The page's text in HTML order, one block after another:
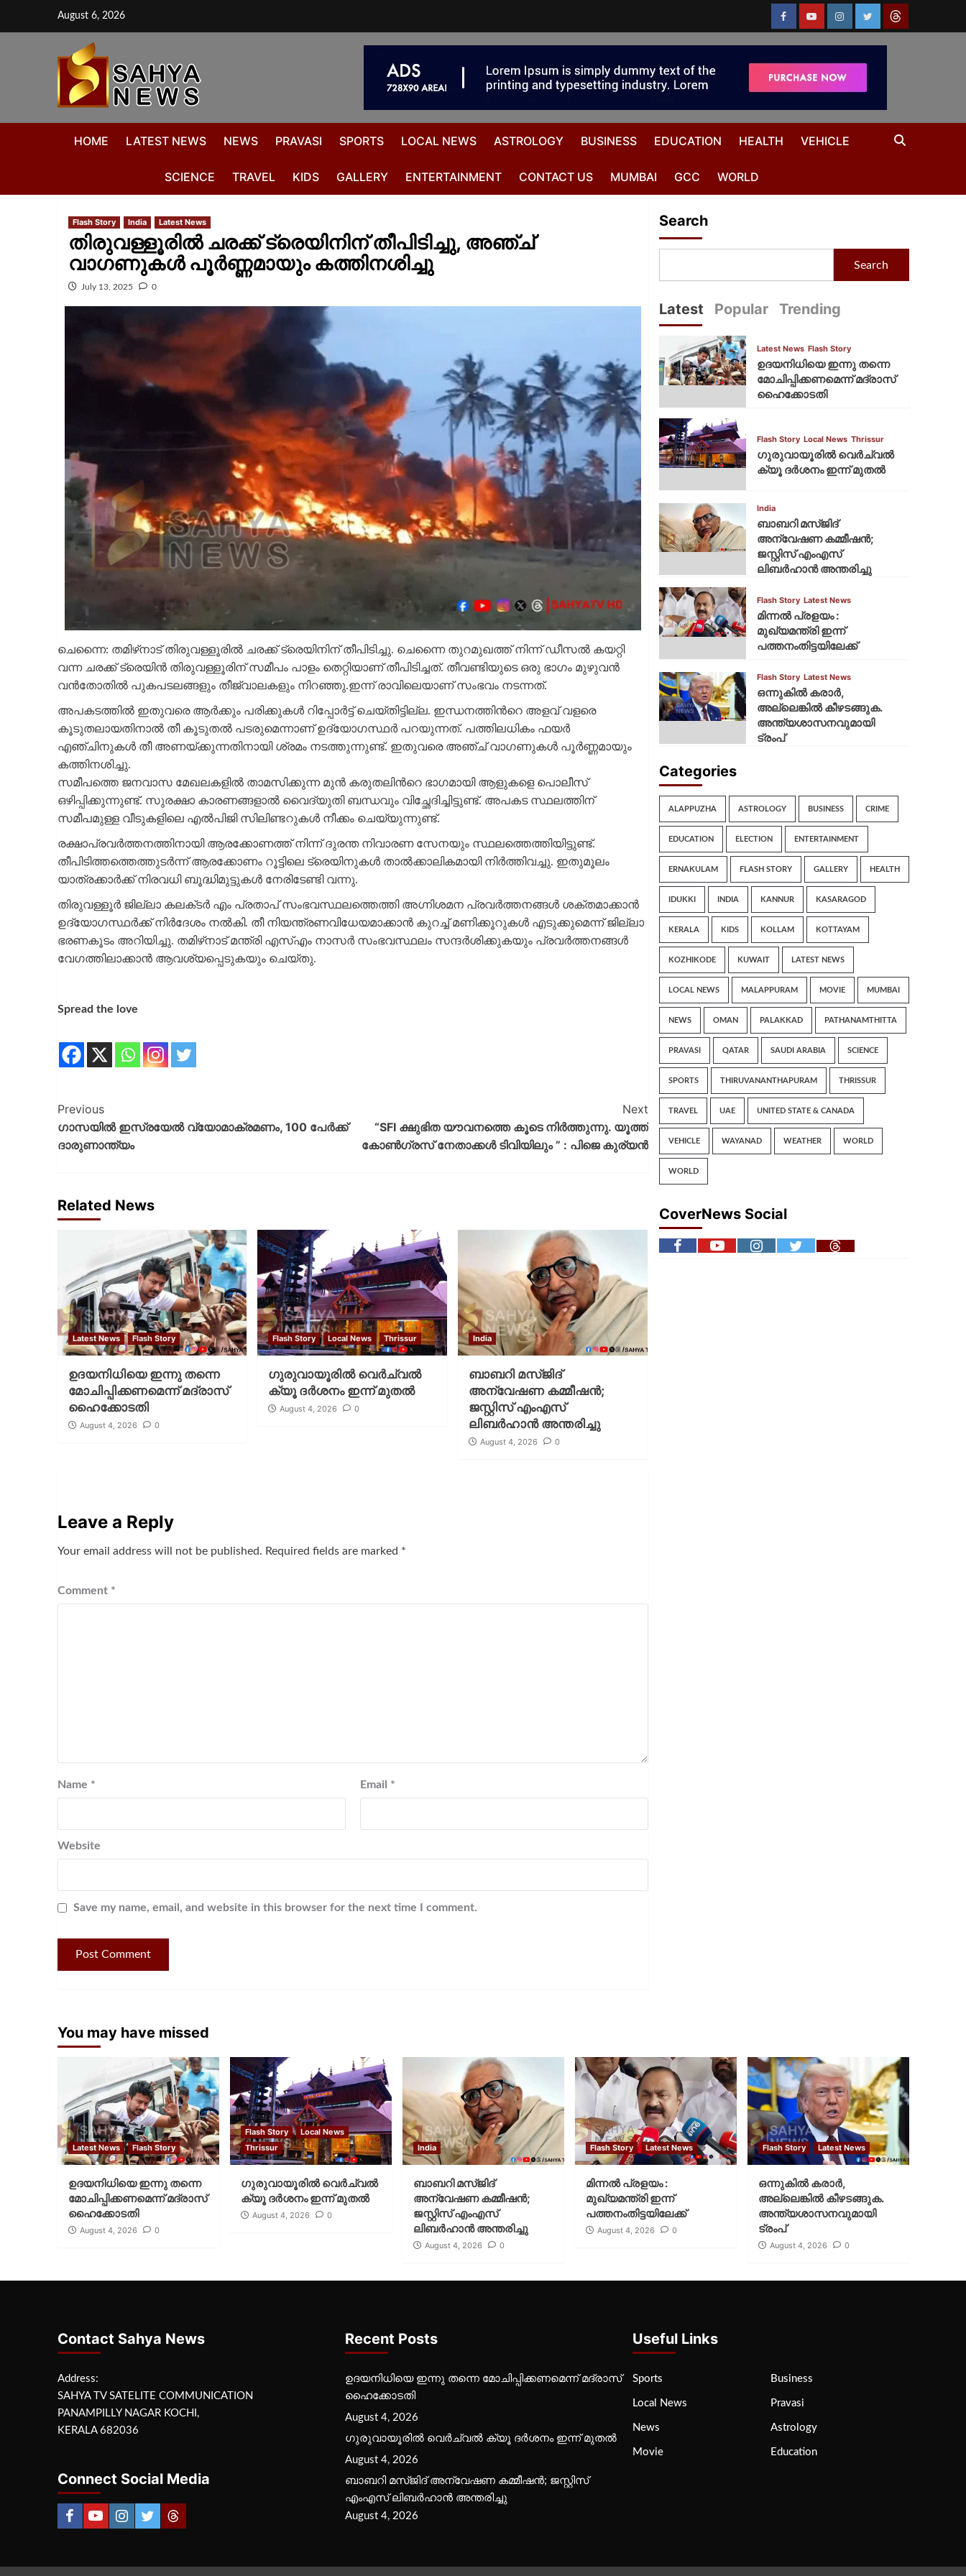
August 6, 2026
HOME LATEST NEWS NEWS PRAVASI SPORTS LOCAL NEWS ASTROLOGY BUSINESS EDUCATION HEALTH VEHICLE
SCIENCE TRAVEL KIDS GALLERY ENTERTAINMENT CONTACT US MUMBAI GCC WORLD
Flash Story India Latest News
തിരുവള്ളൂരിൽ ചരക്ക് ട്രെയിനിന് തീപിടിച്ചു, അഞ്ച്
വാഗണുകള്‍ പൂർണ്ണമായും കത്തിനശിച്ചു
July 13, 2025 0
ചെന്നൈ: തമിഴ്‌നാട് തിരുവള്ളൂരിൽ ചരക്ക് ട്രെയിനിന് തീപിടിച്ചു. ചെന്നൈ തുറമുഖത്ത് നിന്ന് ഡീസൽ കയറ്റി
വന്ന ചരക്ക് ട്രെയിൻ തിരുവള്ളൂരിന് സമീപം പാളം തെറ്റിയാണ് തീപിടിച്ചത്. തീവണ്ടിയുടെ ഒരു ഭാഗം മുഴുവൻ
വൻതോതിൽ പുകപടലങ്ങളും തീജ്വാലകളും നിറഞ്ഞു.ഇന്ന് രാവിലെയാണ് സംഭവം നടന്നത്.
അപകടത്തില്‍ ഇതുവരെ ആര്‍ക്കും പരിക്കുകള്‍ റിപ്പോര്‍ട്ട് ചെയ്‌തിട്ടില്ല. ഇന്ധനത്തിന്‍റെ അളവ് വളരെ
കൂടുതലായതിനാൽ തീ കൂടുതൽ പടരുമെന്നാണ് ഉദ്യോഗസ്ഥർ പറയുന്നത്. പത്തിലധികം ഫയർ
എഞ്ചിനുകൾ തീ അണയ്‌ക്കുന്നതിനായി ശ്രമം നടത്തുന്നുണ്ട്. ഇതുവരെ അഞ്ച് വാഗണുകള്‍ പൂർണ്ണമായും
കത്തിനശിച്ചു.
സമീപത്തെ ജനവാസ മേഖലകളിൽ താമസിക്കുന്ന മുന്‍ കരുതലിന്‍റെ ഭാഗമായി ആളുകളെ പൊലീസ്
ഒഴിപ്പിക്കുന്നുണ്ട്. സുരക്ഷാ കാരണങ്ങളാൽ വൈദ്യുതി ബന്ധവും വിച്ഛേദിച്ചിട്ടുണ്ട്. അപകട സ്ഥലത്തിന്
സമീപമുള്ള വീടുകളിലെ എൽപിജി സിലിണ്ടറുകൾ നീക്കം ചെയ്യുന്നുണ്ട്.
രക്ഷാപ്രവർത്തനത്തിനായി ആരക്കോണത്ത് നിന്ന് ദുരന്ത നിവാരണ സേനയും സ്ഥലത്തെത്തിയിട്ടുണ്ട്.
തീപിടിത്തത്തെത്തുടർന്ന് ആരക്കോണം റൂട്ടിലെ ട്രെയിനുകൾ താൽക്കാലികമായി നിർത്തിവച്ചു. ഇതുമൂലം
യാത്രക്കാർക്ക് നിരവധി ബൂദ്ധിമുട്ടുകള്‍ നേരിടേണ്ടി വന്നു.
തിരുവള്ളൂർ ജില്ലാ കലക്‌ടർ എം പ്രതാപ് സംഭവസ്ഥലത്തെത്തി അഗ്നിശമന പ്രവർത്തനങ്ങൾ ശക്തമാക്കാൻ
ഉദ്യോഗസ്ഥര്‍ക്ക് നിര്‍ദേശം നല്‍കി. തീ നിയന്ത്രണവിധേയമാക്കാൻ കുറച്ച് മണിക്കൂറുകൾ എടുക്കുമെന്ന് ജില്ലാ
ഭരണകൂടം അറിയിച്ചു. തമിഴ്‌നാട് മന്ത്രി എസ്എം നാസർ സംഭവസ്ഥലം സന്ദർശിക്കുകയും പ്രവർത്തനങ്ങൾ
വേഗത്തിലാക്കാൻ ആവശ്യപ്പെടുകയും ചെയ്‌തു.
Spread the love
Previous
ഗാസയിൽ ഇസ്രയേൽ വ്യോമാക്രമണം, 100 പേർക്ക്
ദാരുണാന്ത്യം
Next
“SFI ക്ഷുഭിത യൗവനത്തെ കൂടെ നിർത്തുന്നു. യൂത്ത്
കോൺഗ്രസ് നേതാക്കൾ ടിവിയിലും ” : പിജെ കുര്യൻ
Related News
Latest News Flash Story
ഉദയനിധിയെ ഇന്നു തന്നെ
മോചിപ്പിക്കണമെന്ന് മദ്രാസ്
ഹൈക്കോടതി
August 4, 2026 0
Flash Story Local News Thrissur
ഗുരുവായൂരില്‍ വെര്‍ച്വല്‍
ക്യൂ ദര്‍ശനം ഇന്ന് മുതല്‍
August 4, 2026 0
India
ബാബറി മസ്ജിദ്
അന്വേഷണ കമ്മീഷന്‍;
ജസ്റ്റിസ് എംഎസ്
ലിബര്‍ഹാന്‍ അന്തരിച്ചു
August 4, 2026 0
Leave a Reply
Your email address will not be published. Required fields are marked *
Comment *
Name * Email *
Website
Save my name, email, and website in this browser for the next time I comment.
Search
Search
Latest Popular Trending
Latest News Flash Story
ഉദയനിധിയെ ഇന്നു തന്നെ
മോചിപ്പിക്കണമെന്ന് മദ്രാസ്
ഹൈക്കോടതി
Flash Story Local News Thrissur
ഗുരുവായൂരില്‍ വെര്‍ച്വല്‍
ക്യൂ ദര്‍ശനം ഇന്ന് മുതല്‍
India
ബാബറി മസ്ജിദ്
അന്വേഷണ കമ്മീഷന്‍;
ജസ്റ്റിസ് എംഎസ്
ലിബര്‍ഹാന്‍ അന്തരിച്ചു
Flash Story Latest News
മിന്നല്‍ പ്രളയം :
മുഖ്യമന്ത്രി ഇന്ന്
പത്തനംതിട്ടയിലേക്ക്
Flash Story Latest News
ഒന്നുകില്‍ കരാര്‍,
അല്ലെങ്കില്‍ കീഴടങ്ങുക.
അന്ത്യശാസനവുമായി
ട്രംപ്
Categories
ALAPPUZHA ASTROLOGY BUSINESS CRIME
EDUCATION ELECTION ENTERTAINMENT
ERNAKULAM FLASH STORY GALLERY HEALTH
IDUKKI INDIA KANNUR KASARAGOD
KERALA KIDS KOLLAM KOTTAYAM
KOZHIKODE KUWAIT LATEST NEWS
LOCAL NEWS MALAPPURAM MOVIE MUMBAI
NEWS OMAN PALAKKAD PATHANAMTHITTA
PRAVASI QATAR SAUDI ARABIA SCIENCE
SPORTS THIRUVANANTHAPURAM THRISSUR
TRAVEL UAE UNITED STATE & CANADA
VEHICLE WAYANAD WEATHER WORLD
WORLD
CoverNews Social
You may have missed
Latest News Flash Story
ഉദയനിധിയെ ഇന്നു തന്നെ
മോചിപ്പിക്കണമെന്ന് മദ്രാസ്
ഹൈക്കോടതി
August 4, 2026 0
Flash Story
Local News
Thrissur
ഗുരുവായൂരില്‍ വെര്‍ച്വല്‍
ക്യൂ ദര്‍ശനം ഇന്ന് മുതല്‍
August 4, 2026 0
India
ബാബറി മസ്ജിദ്
അന്വേഷണ കമ്മീഷന്‍;
ജസ്റ്റിസ് എംഎസ്
ലിബര്‍ഹാന്‍ അന്തരിച്ചു
August 4, 2026 0
Flash Story Latest News
മിന്നല്‍ പ്രളയം :
മുഖ്യമന്ത്രി ഇന്ന്
പത്തനംതിട്ടയിലേക്ക്
August 4, 2026 0
Flash Story Latest News
ഒന്നുകില്‍ കരാര്‍,
അല്ലെങ്കില്‍ കീഴടങ്ങുക.
അന്ത്യശാസനവുമായി
ട്രംപ്
August 4, 2026 0
Contact Sahya News
Address:
SAHYA TV SATELITE COMMUNICATION
PANAMPILLY NAGAR KOCHI,
KERALA 682036
Connect Social Media
Recent Posts
ഉദയനിധിയെ ഇന്നു തന്നെ മോചിപ്പിക്കണമെന്ന് മദ്രാസ്
ഹൈക്കോടതി
August 4, 2026
ഗുരുവായൂരില്‍ വെര്‍ച്വല്‍ ക്യൂ ദര്‍ശനം ഇന്ന് മുതല്‍
August 4, 2026
ബാബറി മസ്ജിദ് അന്വേഷണ കമ്മീഷന്‍; ജസ്റ്റിസ്
എംഎസ് ലിബര്‍ഹാന്‍ അന്തരിച്ചു
August 4, 2026
Useful Links
Sports Business
Local News Pravasi
News Astrology
Movie Education